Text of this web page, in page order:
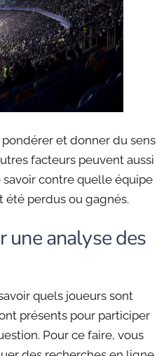
et donner du sens
facteurs peuvent aussi
contre quelle équipe
été perdus ou gagnés.
une analyse des
quels joueurs sont
présents pour participer
Pour ce faire, vous